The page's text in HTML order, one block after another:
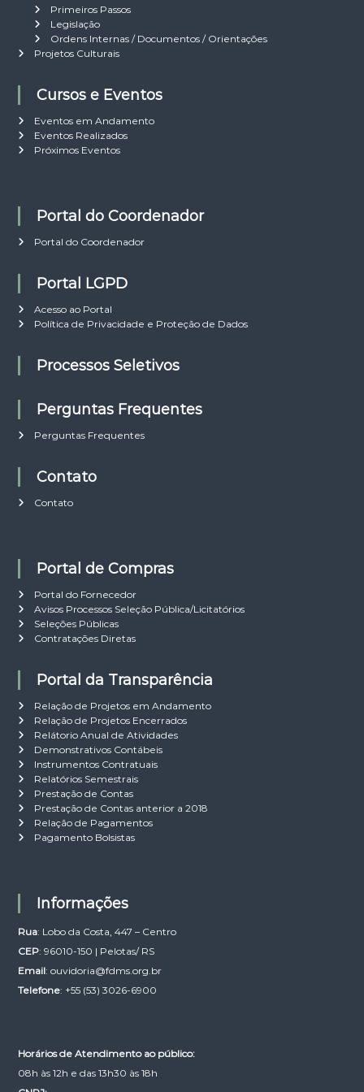
Primeiros Passos
Legislação
Ordens Internas / Documentos / Orientações
Projetos Culturais
Cursos e Eventos
Eventos em Andamento
Eventos Realizados
Próximos Eventos
Portal do Coordenador
Portal do Coordenador
Portal LGPD
Acesso ao Portal
Política de Privacidade e Proteção de Dados
Processos Seletivos
Perguntas Frequentes
Perguntas Frequentes
Contato
Contato
Portal de Compras
Portal do Fornecedor
Avisos Processos Seleção Pública/Licitatórios
Seleções Públicas
Contratações Diretas
Portal da Transparência
Relação de Projetos em Andamento
Relação de Projetos Encerrados
Relátorio Anual de Atividades
Demonstrativos Contábeis
Instrumentos Contratuais
Relatórios Semestrais
Prestação de Contas
Prestação de Contas anterior a 2018
Relação de Pagamentos
Pagamento Bolsistas
Informações
Rua: Lobo da Costa, 447 – Centro
CEP: 96010-150 | Pelotas/ RS
Email: ouvidoria@fdms.org.br
Telefone: +55 (53) 3026-6900
Horários de Atendimento ao público:
08h às 12h e das 13h30 às 18h